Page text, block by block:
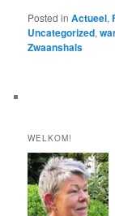
Posted in Actueel,
Uncategorized,
Zwaanshals
WELKOM!